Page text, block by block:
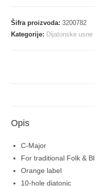
Šifra proizvoda:3200782
Kategorije: Dijatonske usne
Opis
C-Major
For traditional Folk &
Orange label
10-hole diatonic